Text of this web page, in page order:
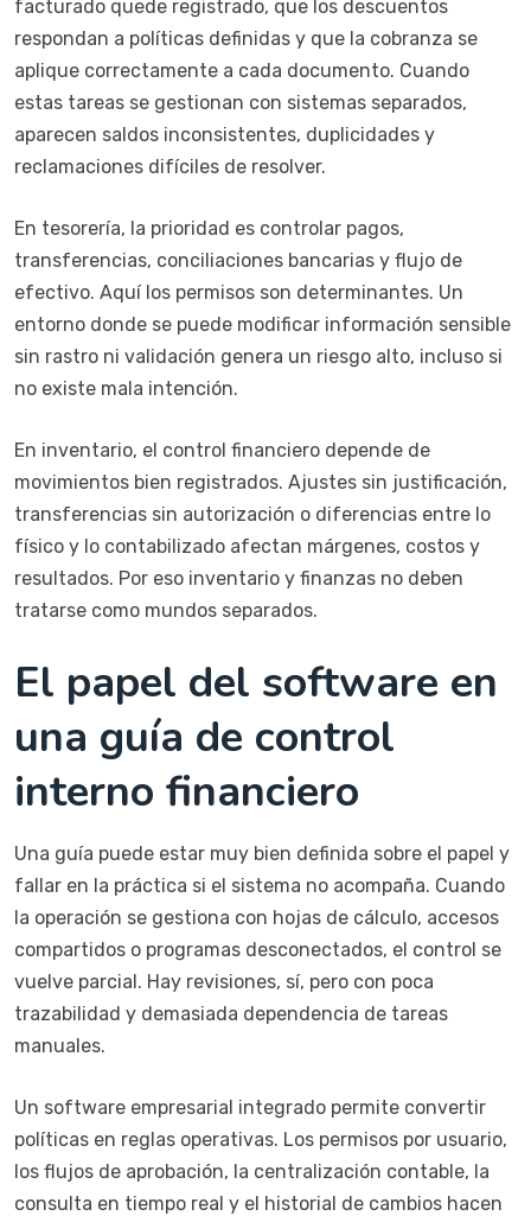
facturado quede registrado, que los descuentos
respondan a políticas definidas y que la cobranza se
aplique correctamente a cada documento. Cuando
estas tareas se gestionan con sistemas separados,
aparecen saldos inconsistentes, duplicidades y
reclamaciones difíciles de resolver.
En tesorería, la prioridad es controlar pagos,
transferencias, conciliaciones bancarias y flujo de
efectivo. Aquí los permisos son determinantes. Un
entorno donde se puede modificar información sensible
sin rastro ni validación genera un riesgo alto, incluso si
no existe mala intención.
En inventario, el control financiero depende de
movimientos bien registrados. Ajustes sin justificación,
transferencias sin autorización o diferencias entre lo
físico y lo contabilizado afectan márgenes, costos y
resultados. Por eso inventario y finanzas no deben
tratarse como mundos separados.
El papel del software en
una guía de control
interno financiero
Una guía puede estar muy bien definida sobre el papel y
fallar en la práctica si el sistema no acompaña. Cuando
la operación se gestiona con hojas de cálculo, accesos
compartidos o programas desconectados, el control se
vuelve parcial. Hay revisiones, sí, pero con poca
trazabilidad y demasiada dependencia de tareas
manuales.
Un software empresarial integrado permite convertir
políticas en reglas operativas. Los permisos por usuario,
los flujos de aprobación, la centralización contable, la
consulta en tiempo real y el historial de cambios hacen